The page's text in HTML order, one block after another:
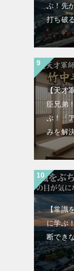
ぶ！先
打ち破
【天才
臣兄弟
ぶ！「
みを解
【常識
に学ぶ
断でき